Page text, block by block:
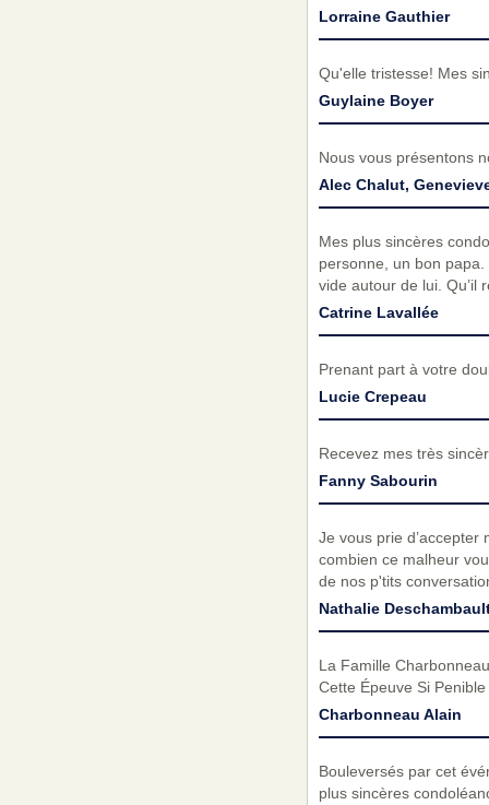
Lorraine Gauthier
Qu'elle tristesse! Mes
Guylaine Boyer
Nous vous présentons
Alec Chalut,
Mes plus sincères
personne, un bon
vide autour de lui. Qu’il
Catrine Lavallée
Prenant part à votre
Lucie Crepeau
Recevez mes très
Fanny Sabourin
Je vous prie
combien ce malheur
de nos p'tits
Nathalie
La Famille
Cette Épeuve Si Penible
Charbonneau Alain
Bouleversés par cet
plus sincères